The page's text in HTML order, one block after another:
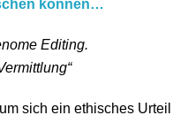
können…
Editing.
sich ein ethisches Urteil